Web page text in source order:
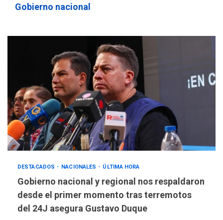
Gobierno nacional
DESTACADOS NACIONALES ÚLTIMA HORA
Gobierno nacional y regional nos respaldaron
desde el primer momento tras terremotos
del 24J asegura Gustavo Duque